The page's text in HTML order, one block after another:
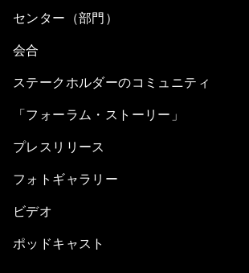
センター（部門）
会合
ステークホルダーのコミュニティ
「フォーラム・ストーリー」
プレスリリース
フォトギャラリー
ビデオ
ポッドキャスト